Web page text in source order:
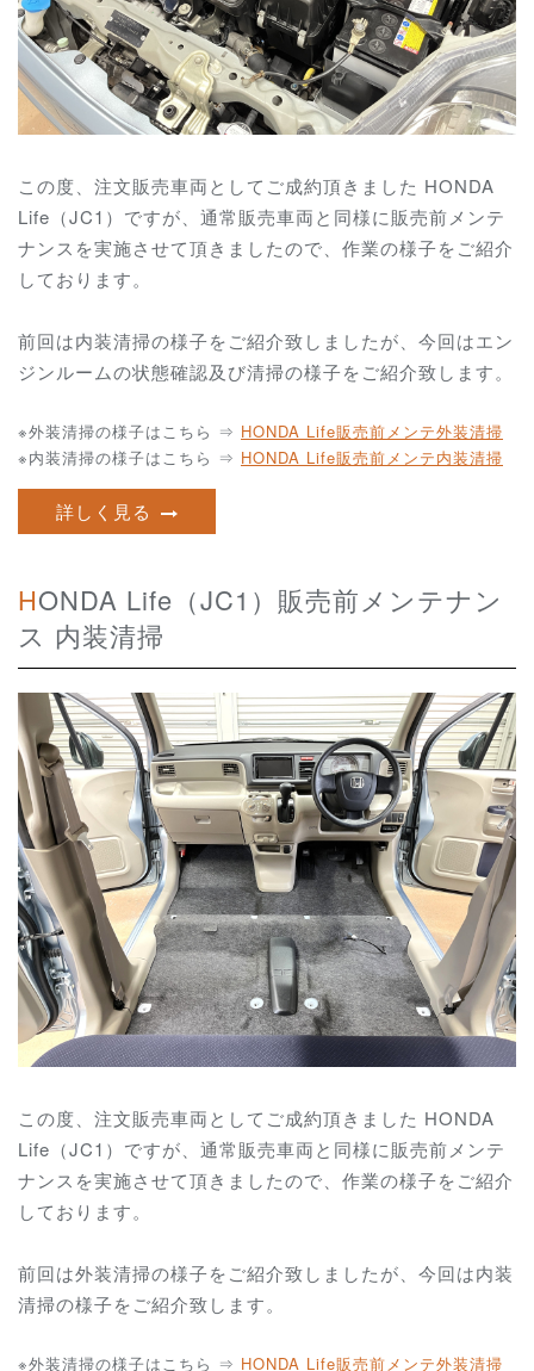
この度、注文販売車両としてご成約頂きました HONDA
Life（JC1）ですが、通常販売車両と同様に販売前メンテ
ナンスを実施させて頂きましたので、作業の様子をご紹介
しております。
前回は内装清掃の様子をご紹介致しましたが、今回はエン
ジンルームの状態確認及び清掃の様子をご紹介致します。
※外装清掃の様子はこちら ⇒ HONDA Life販売前メンテ外装清掃
※内装清掃の様子はこちら ⇒ HONDA Life販売前メンテ内装清掃
詳しく見る
HONDA Life（JC1）販売前メンテナン
ス 内装清掃
この度、注文販売車両としてご成約頂きました HONDA
Life（JC1）ですが、通常販売車両と同様に販売前メンテ
ナンスを実施させて頂きましたので、作業の様子をご紹介
しております。
前回は外装清掃の様子をご紹介致しましたが、今回は内装
清掃の様子をご紹介致します。
※外装清掃の様子はこちら ⇒ HONDA Life販売前メンテ外装清掃